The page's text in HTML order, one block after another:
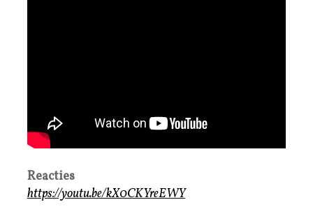
Reacties
https://youtu.be/kX0CKYreEWY